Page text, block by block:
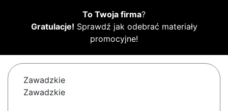
To Twoja firma?
Gratulacje! Sprawdź jak odebrać materiały
promocyjne!
Zawadzkie
Zawadzkie